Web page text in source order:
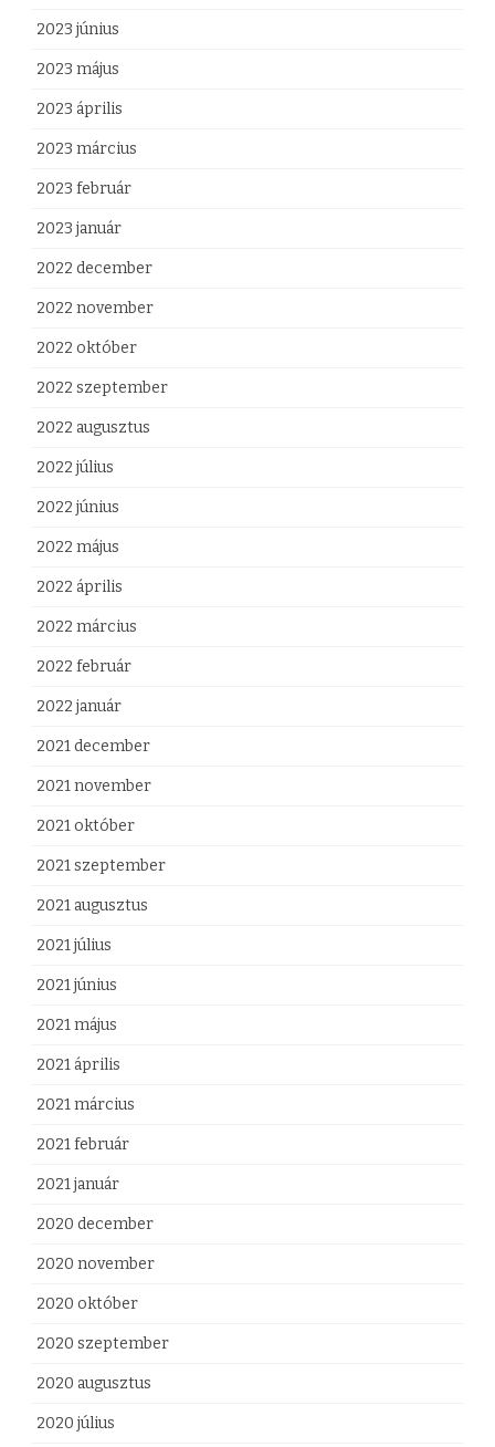
2023 június
2023 május
2023 április
2023 március
2023 február
2023 január
2022 december
2022 november
2022 október
2022 szeptember
2022 augusztus
2022 július
2022 június
2022 május
2022 április
2022 március
2022 február
2022 január
2021 december
2021 november
2021 október
2021 szeptember
2021 augusztus
2021 július
2021 június
2021 május
2021 április
2021 március
2021 február
2021 január
2020 december
2020 november
2020 október
2020 szeptember
2020 augusztus
2020 július